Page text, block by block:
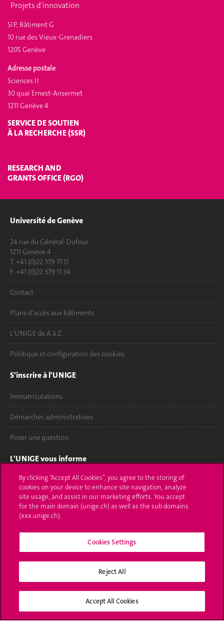
Projets d'innovation
SIP, Bâtiment G
10 rue des Vieux-Grenadiers
1205 Genève
Adresse postale
Sciences II
30 quai Ernest-Ansermet
1211 Genève 4
SERVICE DE SOUTIEN
À LA RECHERCHE (SSR)
RESEARCH AND
GRANTS OFFICE (RGO)
Université de Genève
24 rue du Général-Dufour
1211 Genève 4
T. +41 (0)22 379 71 11
F. +41 (0)22 379 11 34
Contact
Plans d'accès aux bâtiments
L'UNIGE de A à Z
Politique et configuration des cookies
S'inscrire à l'UNIGE
Immatriculations
Démarches administratives
Poser une question
L'UNIGE vous informe
UNIGE Mobile
Médias
Offres d'emploi
Calendrier académique
Médias sociaux UNIGE
By clicking “Accept All Cookies”, you agree to the storing of
cookies on your device to enhance site navigation, analyze
site usage, and assist in our marketing efforts. You accept
for the main domain (unige.ch) as well as the sub domains
(xxx.unige.ch).
Cookies Settings
Reject All
Accept All Cookies